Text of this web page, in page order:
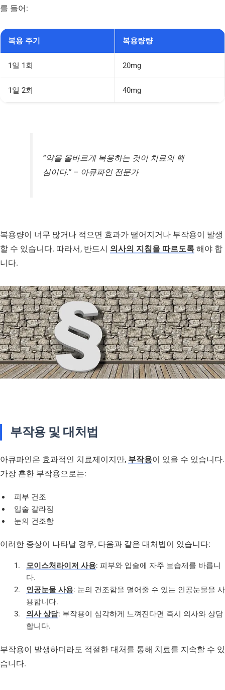
를 들어:
복용 주기 복용량량
1일 1회 20mg
1일 2회 40mg
“약을 올바르게 복용하는 것이 치료의 핵
심이다.” – 아큐파인 전문가
복용량이 너무 많거나 적으면 효과가 떨어지거나 부작용이 발생
할 수 있습니다. 따라서, 반드시 의사의 지침을 따르도록 해야 합
니다.
부작용 및 대처법
아큐파인은 효과적인 치료제이지만, 부작용이 있을 수 있습니다.
가장 흔한 부작용으로는:
피부 건조
입술 갈라짐
눈의 건조함
이러한 증상이 나타날 경우, 다음과 같은 대처법이 있습니다:
모이스처라이저 사용: 피부와 입술에 자주 보습제를 바릅니
다.
인공눈물 사용: 눈의 건조함을 덜어줄 수 있는 인공눈물을 사
용합니다.
의사 상담: 부작용이 심각하게 느껴진다면 즉시 의사와 상담
합니다.
부작용이 발생하더라도 적절한 대처를 통해 치료를 지속할 수 있
습니다.